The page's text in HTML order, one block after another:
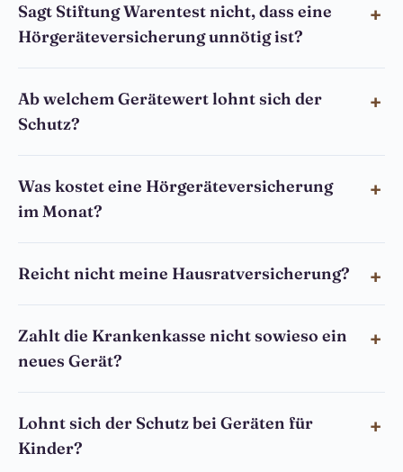
Sagt Stiftung Warentest nicht, dass eine
Hörgeräteversicherung unnötig ist?
Ab welchem Gerätewert lohnt sich der
Schutz?
Was kostet eine Hörgeräteversicherung
im Monat?
Reicht nicht meine Hausratversicherung?
Zahlt die Krankenkasse nicht sowieso ein
neues Gerät?
Lohnt sich der Schutz bei Geräten für
Kinder?